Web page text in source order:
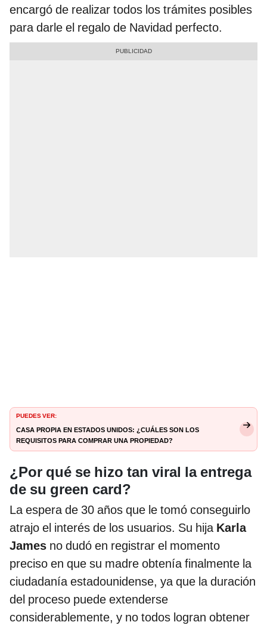
encargó de realizar todos los trámites posibles
para darle el regalo de Navidad perfecto.
PUEDES VER:
Casa propia en Estados Unidos: ¿cuáles son los
requisitos para comprar una propiedad?
¿Por qué se hizo tan viral la entrega
de su green card?
La espera de 30 años que le tomó conseguirlo
atrajo el interés de los usuarios. Su hija Karla
James no dudó en registrar el momento
preciso en que su madre obtenía finalmente la
ciudadanía estadounidense, ya que la duración
del proceso puede extenderse
considerablemente, y no todos logran obtener